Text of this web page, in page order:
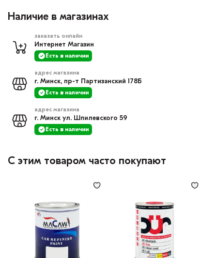
Наличие в магазинах
заказать онлайн
Интернет Магазин
Есть в наличии
адрес магазина
г. Минск, пр-т Партизанский 178Б
Есть в наличии
адрес магазина
г. Минск ул. Шпилевского 59
Есть в наличии
С этим товаром часто покупают